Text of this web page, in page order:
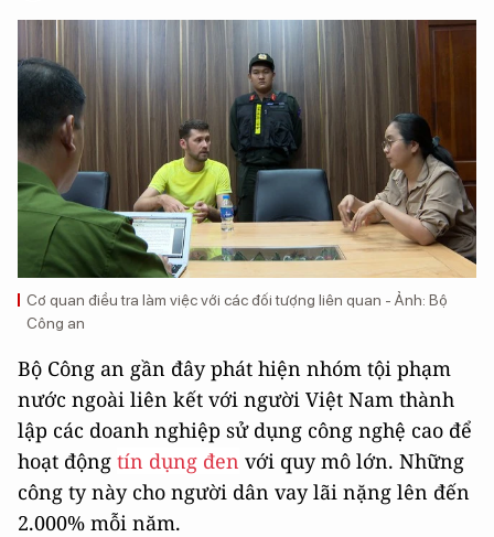
Cơ quan điều tra làm việc với các đối tượng liên quan - Ảnh: Bộ
Công an
Bộ Công an gần đây phát hiện nhóm tội phạm
nước ngoài liên kết với người Việt Nam thành
lập các doanh nghiệp sử dụng công nghệ cao để
hoạt động tín dụng đen với quy mô lớn. Những
công ty này cho người dân vay lãi nặng lên đến
2.000% mỗi năm.